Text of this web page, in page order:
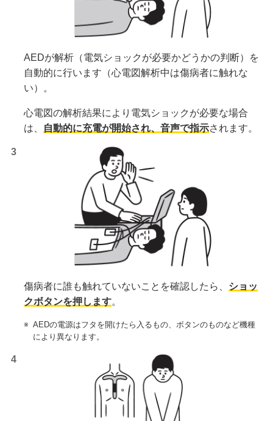
AEDが解析（電気ショックが必要かどうかの判断）を
自動的に行います（心電図解析中は傷病者に触れな
い）。
心電図の解析結果により電気ショックが必要な場合
は、
自動的に充電が開始され、音声で指示されます。
傷病者に誰も触れていないことを確認したら、 ショッ
クボタンを押します。
※ AEDの電源はフタを開けたら入るもの、ボタンのものなど機種
により異なります。